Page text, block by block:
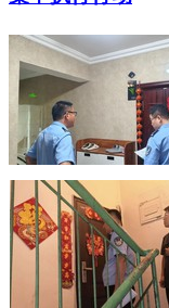
大众报业·半岛网
一个战场 同心共
商用车 2026 年
大众报业·半岛网
【锐执有潍·亮剑
集中执行行动